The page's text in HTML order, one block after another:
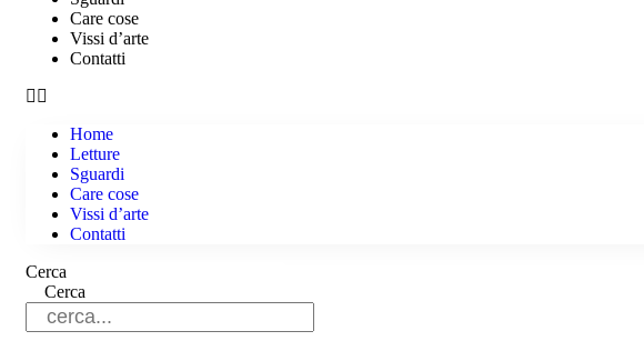
Care cose
Vissi d’arte
Contatti
Home
Letture
Sguardi
Care cose
Vissi d’arte
Contatti
Cerca
Cerca